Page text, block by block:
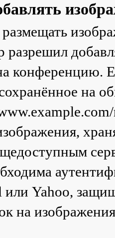
разрешил
конференцию.
на
Yahoo,
на